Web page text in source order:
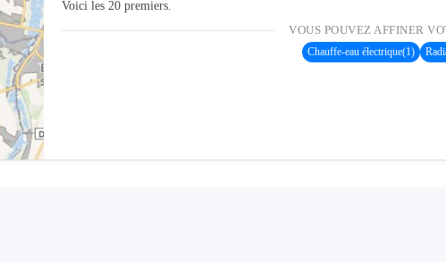
Voici les 20 premiers.
VOUS POUVEZ AFFINER
Chauffe-eau électrique(1)